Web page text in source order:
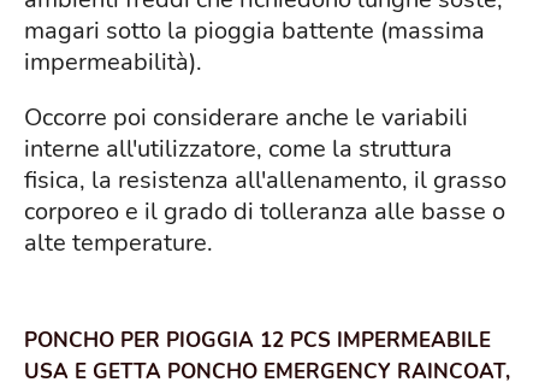
magari sotto la pioggia battente (massima
impermeabilità).
Occorre poi considerare anche le variabili
interne all'utilizzatore, come la struttura
fisica, la resistenza all'allenamento, il grasso
corporeo e il grado di tolleranza alle basse o
alte temperature.
PONCHO PER PIOGGIA 12 PCS IMPERMEABILE
USA E GETTA PONCHO EMERGENCY RAINCOAT,